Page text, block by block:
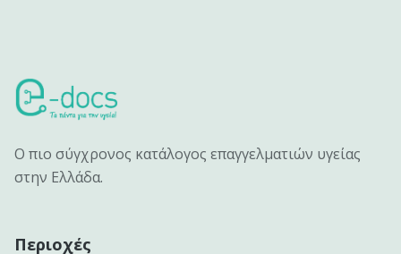
Ο πιο σύγχρονος κατάλογος επαγγελματιών υγείας
στην Ελλάδα.
Περιοχές